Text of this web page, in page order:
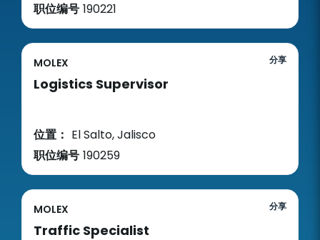
职位编号 190221
MOLEX 分享
Logistics Supervisor
位置： El Salto, Jalisco
职位编号 190259
MOLEX 分享
Traffic Specialist